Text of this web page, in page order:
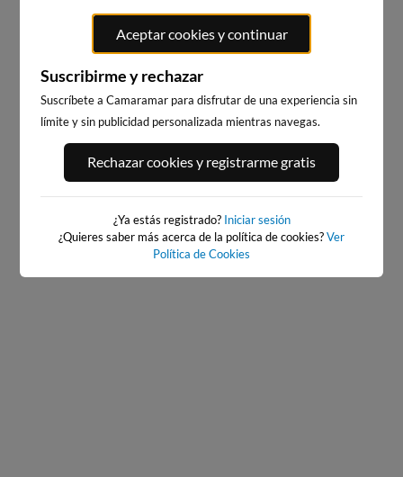
PORT ANDRATX
57km · Andratx
PLAYA DE SITGES
0.0 m CHOPI
Aceptar cookies y continuar
Suscribirme y rechazar
Suscríbete a Camaramar para disfrutar de una experiencia sin
límite y sin publicidad personalizada mientras navegas.
Rechazar cookies y registrarme gratis
¿Ya estás registrado? Iniciar sesión
¿Quieres saber más acerca de la política de cookies?Ver
Política de Cookies